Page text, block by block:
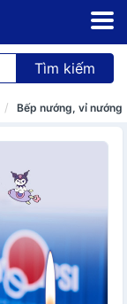
Tìm kiếm
Bếp nướng, vỉ nướng